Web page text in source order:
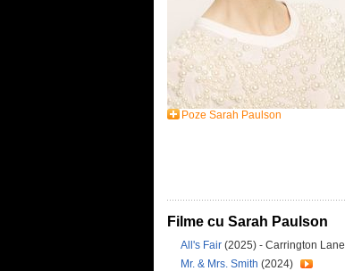
Poze Sarah Paulson
Filme cu Sarah Paulson
All's Fair (2025) - Carrington Lane
Mr. & Mrs. Smith (2024)